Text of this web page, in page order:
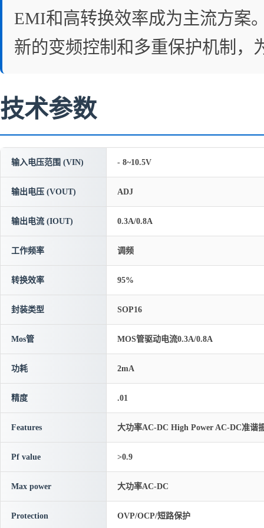
EMI和高转换效率成为主流方案
新的变频控制和多重保护机制，
技术参数
输入电压范围 (VIN) - 8~10.5V
输出电压 (VOUT) ADJ
输出电流 (IOUT) 0.3A/0.8A
工作频率 调频
转换效率 95%
封装类型 SOP16
Mos管 MOS管驱动电流0.3A/0.8A
功耗 2mA
精度 .01
Features 大功率AC-DC High Power AC-DC准谐
Pf value >0.9
Max power 大功率AC-DC
Protection OVP/OCP/短路保护